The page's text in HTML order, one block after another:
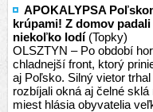
APOKALYPSA
krúpami! Z domov
niekoľko lodí(Topky)
OLSZTYN – Po období
chladnejší front, ktorý
aj Poľsko. Silný vietor
rozbíjali okná aj čelné
miest hlásia obyvatelia